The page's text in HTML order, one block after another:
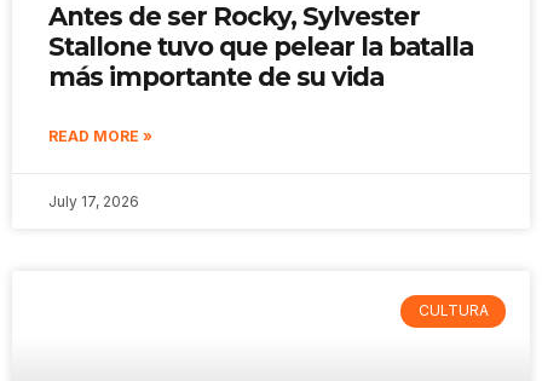
Antes de ser Rocky, Sylvester
Stallone tuvo que pelear la batalla
más importante de su vida
READ MORE »
July 17, 2026
CULTURA